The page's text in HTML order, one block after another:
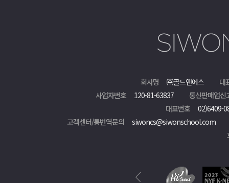
회사명 ㈜골드앤에스
대
사업자번호
120-81-63837
통신판매업신
대표번호
02)6409-
고객센터/통번역문의
siwoncs@siwonschool.com